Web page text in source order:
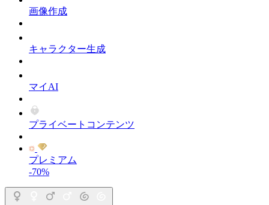
画像作成
キャラクター生成
マイAI
プライベートコンテンツ
プレミアム
-70%